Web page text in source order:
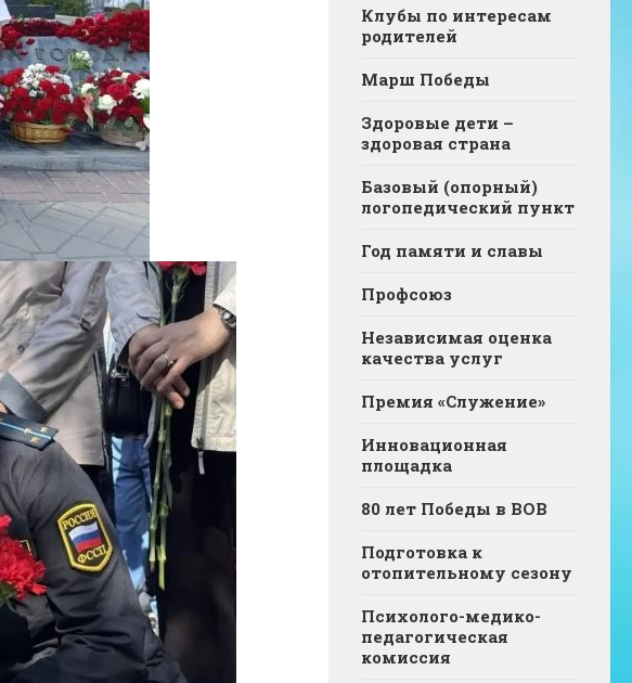
Клубы по интересам
родителей
Марш Победы
Здоровые дети –
здоровая страна
Базовый (опорный)
логопедический пункт
Год памяти и славы
Профсоюз
Независимая оценка
качества услуг
Премия «Служение»
Инновационная
площадка
80 лет Победы в ВОВ
Подготовка к
отопительному сезону
Психолого-медико-
педагогическая
комиссия